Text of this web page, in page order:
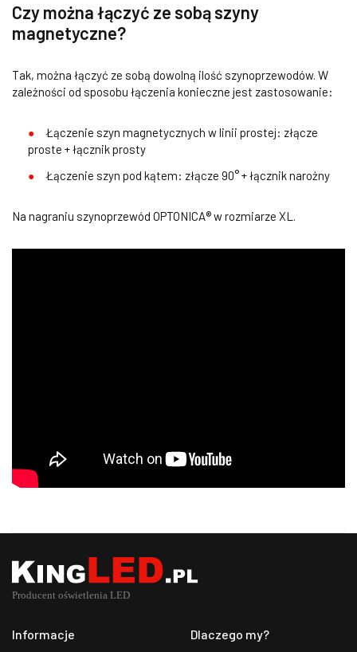
Czy można łączyć ze sobą szyny
magnetyczne?
Tak, można łączyć ze sobą dowolną ilość szynoprzewodów. W
zależności od sposobu łączenia konieczne jest zastosowanie:
Łączenie szyn magnetycznych w linii prostej: złącze
proste + łącznik prosty
Łączenie szyn pod kątem: złącze 90° + łącznik narożny
Na nagraniu szynoprzewód OPTONICA® w rozmiarze XL.
Informacje Dlaczego my?